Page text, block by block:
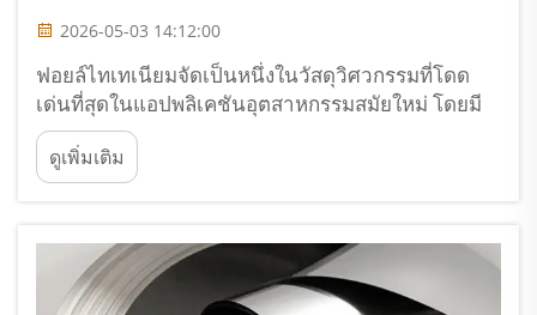
2026-05-03 14:12:00
ฟอยล์ไทเทเนียมจัดเป็นหนึ่งในวัสดุวิศวกรรมที่โดด
เด่นที่สุดในแอปพลิเคชันอุตสาหกรรมสมัยใหม่ โดยมี
คุณสมบัติด้านกลไกที่เป็นเอกลักษณ์ ซึ่งท้าทายข้อคาด
การณ์แบบดั้งเดิมของวิทยาศาสตร์วัสดุ วิศวกรและผู้
ออกแบบผลิตภัณฑ์...
ดูเพิ่มเติม